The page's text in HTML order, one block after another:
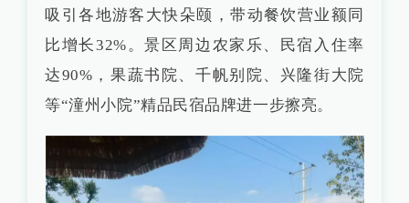
吸引各地游客大快朵颐，带动餐饮营业额同
比增长32%。景区周边农家乐、民宿入住率
达90%，果蔬书院、千帆别院、兴隆街大院
等“潼州小院”精品民宿品牌进一步擦亮。